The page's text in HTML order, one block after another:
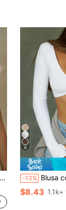
6
-13% Blusa corta de manga
$8.43